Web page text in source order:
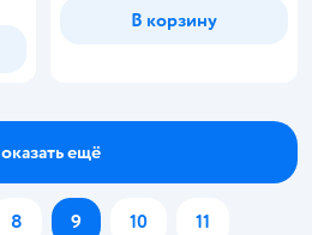
В корзину
ещё
8 9 10 11